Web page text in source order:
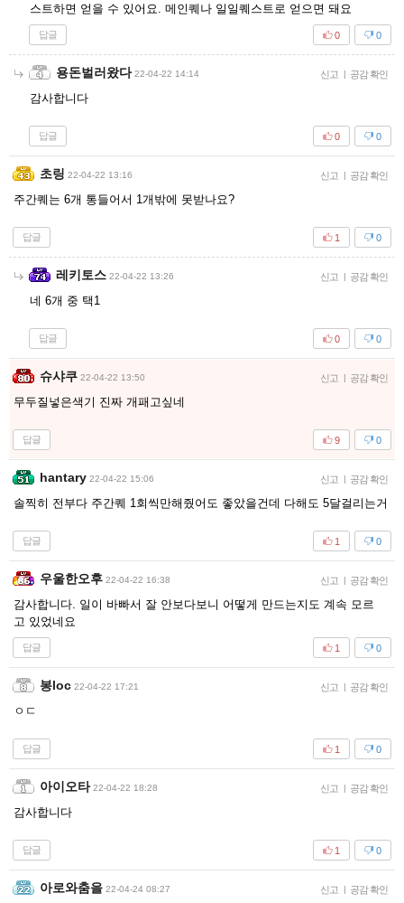
스트하면 얻을 수 있어요. 메인퀘나 일일퀘스트로 얻으면 돼요
답글 0
0
용돈벌러왔다 22-04-22 14:14 신고 공감 확인
감사합니다
답글 0
0
초링 22-04-22 13:16 신고 공감 확인
주간퀘는 6개 통들어서 1개밖에 못받나요?
답글 0
1
레키토스 22-04-22 13:26 신고 공감 확인
네 6개 중 택1
답글 0
0
슈샤쿠 22-04-22 13:50 신고 공감 확인
무두질넣은색기 진짜 개패고싶네
답글 0
9
hantary 22-04-22 15:06 신고 공감 확인
솔찍히 전부다 주간퀘 1회씩만해줬어도 좋았을건데 다해도 5달걸리는거
답글 0
1
우울한오후 22-04-22 16:38 신고 공감 확인
감사합니다. 일이 바빠서 잘 안보다보니 어떻게 만드는지도 계속 모르
고 있었네요
답글 0
1
봉loc 22-04-22 17:21 신고 공감 확인
ㅇㄷ
답글 0
1
아이오타 22-04-22 18:28 신고 공감 확인
감사합니다
답글 0
1
아로와춤을 22-04-24 08:27 신고 공감 확인